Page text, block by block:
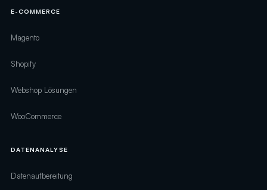
E-COMMERCE
Magento
Shopify
Webshop Lösungen
WooCommerce
DATENANALYSE
Datenaufbereitung